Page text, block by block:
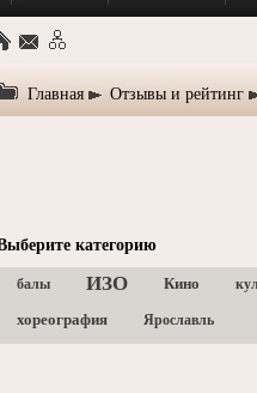
Главная Отзывы и рейтинг
категорию
балы ИЗО Кино
хореография Ярославль